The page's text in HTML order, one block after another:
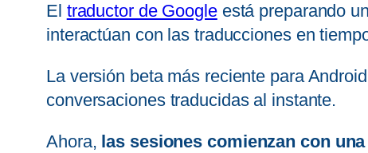
El traductor de Googleestá preparando
interactúan con las traducciones en
La versión beta más reciente para Android
conversaciones traducidas al instante.
Ahora, las sesiones comienzan con